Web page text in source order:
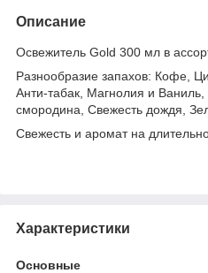
Описание
Освежитель Gold 300 мл в
Разнообразие запахов: Кофе,
Анти-табак, Магнолия и
смородина, Свежесть дождя,
Свежесть и аромат на
Характеристики
Основные